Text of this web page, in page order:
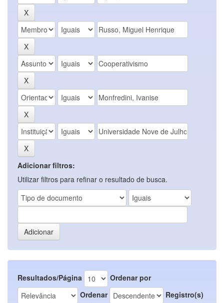
Adicionar filtros:
Utilizar filtros para refinar o resultado de busca.
Resultados/Página
Ordenar por
Ordenar
Registro(s)